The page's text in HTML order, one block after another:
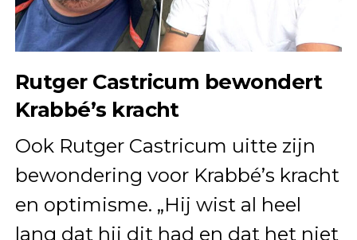
Rutger Castricum bewondert
Krabbé’s kracht
Ook Rutger Castricum uitte zijn
bewondering voor Krabbé’s kracht
en optimisme. „Hij wist al heel
lang dat hij dit had en dat het niet